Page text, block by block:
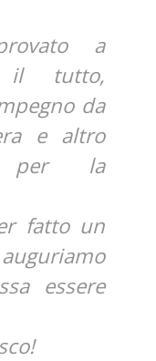
a
il tutto,
da
e altro
per la
fatto un
essere